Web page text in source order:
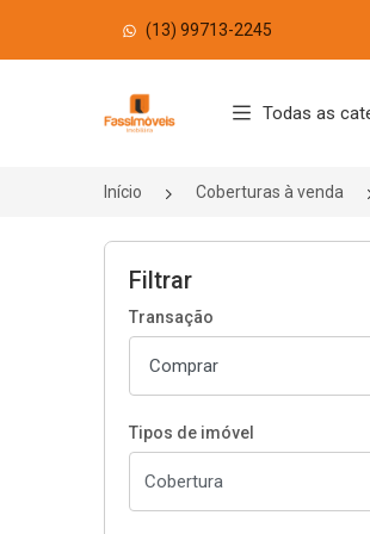
(13) 99713-2245
Página inicial
Todas as
Início Coberturas à venda
Filtrar
Transação
Tipos de imóvel